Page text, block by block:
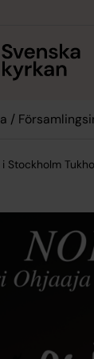
/
Stockholm